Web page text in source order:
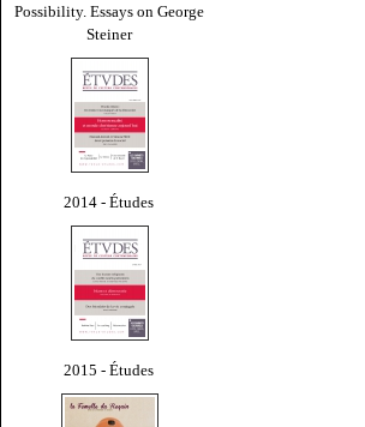
Possibility. Essays on George
Steiner
2014 - Études
2015 - Études